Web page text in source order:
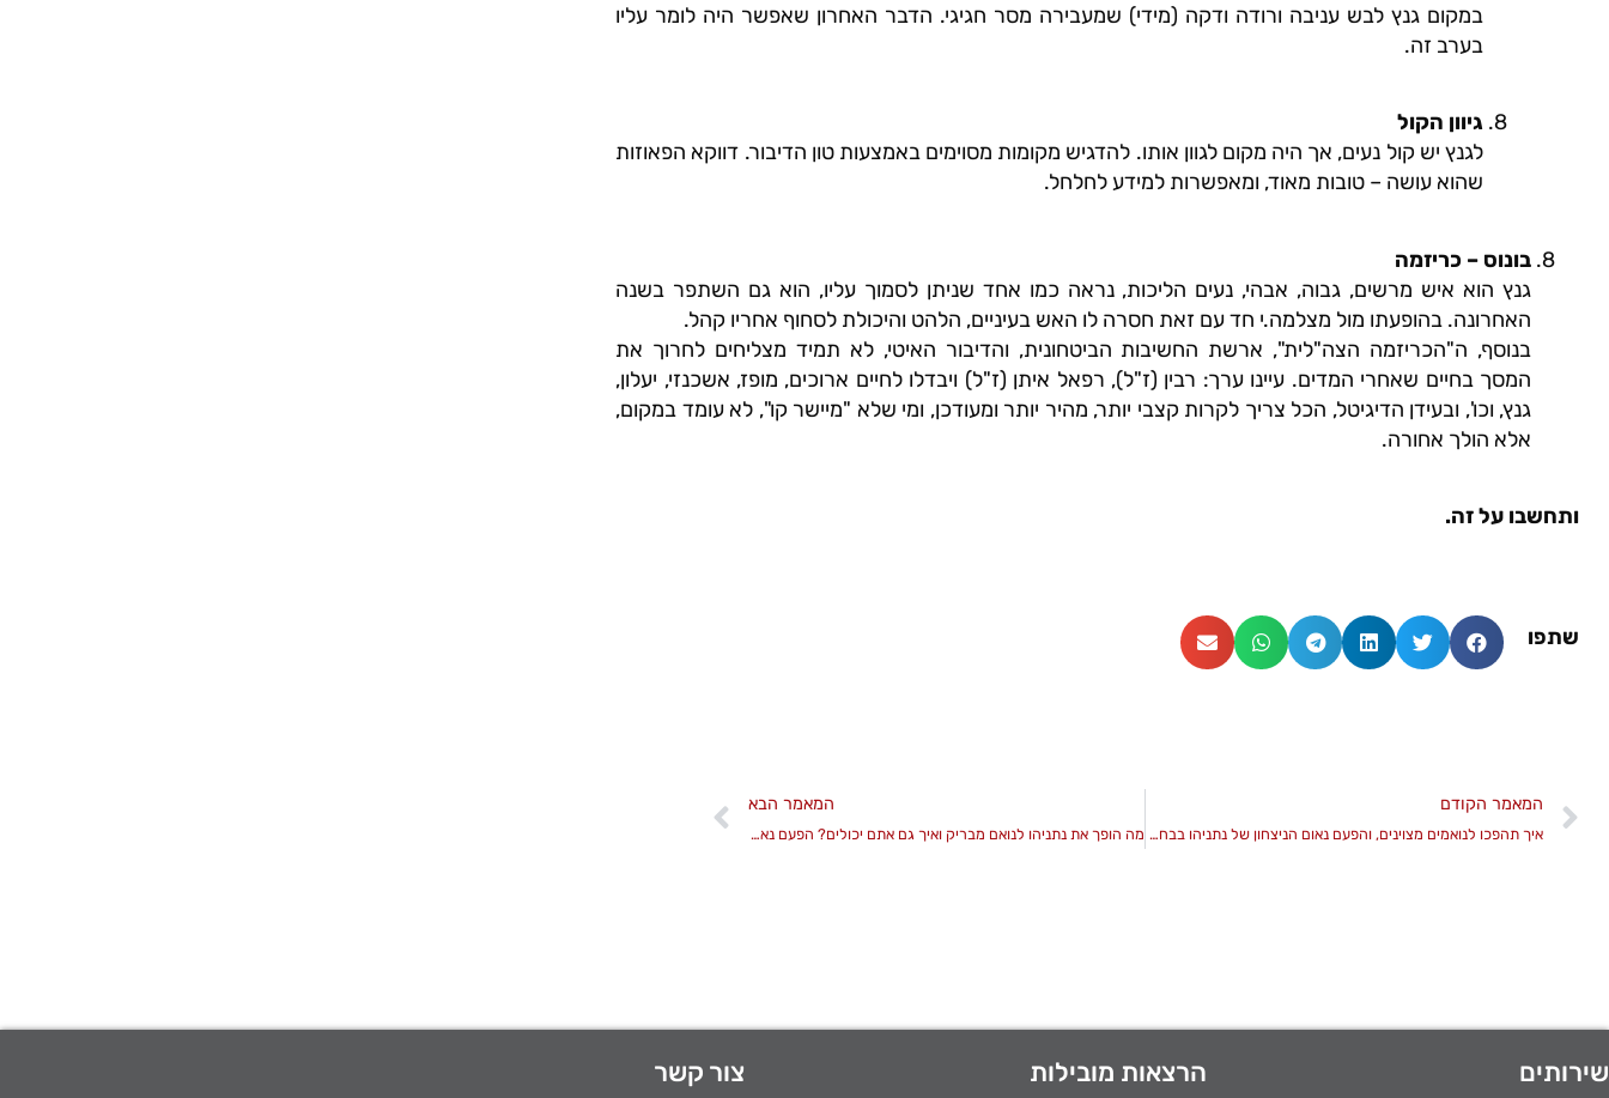
במקום גנץ לבש עניבה ורודה ודקה (מידי) שמעבירה מסר חגיגי. הדבר האחרון שאפשר היה לומר עליו
בערב זה.
גיוון הקול
לגנץ יש קול נעים, אך היה מקום לגוון אותו. להדגיש מקומות מסוימים באמצעות טון הדיבור. דווקא הפאוזות
שהוא עושה – טובות מאוד, ומאפשרות למידע לחלחל.
בונוס – כריזמה
גנץ הוא איש מרשים, גבוה, אבהי, נעים הליכות, נראה כמו אחד שניתן לסמוך עליו, הוא גם השתפר בשנה
האחרונה. בהופעתו מול מצלמה.י חד עם זאת חסרה לו האש בעיניים, הלהט והיכולת לסחוף אחריו קהל.
בנוסף, ה"הכריזמה הצה"לית", ארשת החשיבות הביטחונית, והדיבור האיטי, לא תמיד מצליחים לחרוך את
המסך בחיים שאחרי המדים. עיינו ערך: רבין (ז"ל), רפאל איתן (ז"ל) ויבדלו לחיים ארוכים, מופז, אשכנזי, יעלון,
גנץ, וכו', ובעידן הדיגיטל, הכל צריך לקרות קצבי יותר, מהיר יותר ומעודכן, ומי שלא "מיישר קו", לא עומד במקום,
אלא הולך אחורה.
ותחשבו על זה.
שתפו
המאמר הקודם
איך תהפכו לנואמים מצוינים, והפעם נאום הניצחון של נתניהו בבחירות
המאמר הבא
מה הופך את נתניהו לנואם מבריק ואיך גם אתם יכולים? הפעם נאום באמירויות
שירותים הרצאות מובילות צור קשר